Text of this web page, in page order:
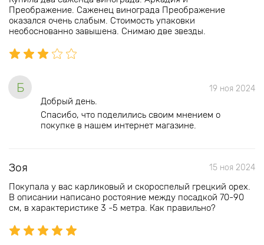
Преображение. Саженец винограда Преображение
оказался очень слабым. Стоимость упаковки
необоснованно завышена. Снимаю две звезды.
Б 19 ноя 2024
Добрый день.
Спасибо, что поделились своим мнением о
покупке в нашем интернет магазине.
Зоя 15 ноя 2024
Покупала у вас карликовый и скороспелый грецкий орех.
В описании написано ростояние между посадкой 70-90
см, в характеристике 3 -5 метра. Как правильно?